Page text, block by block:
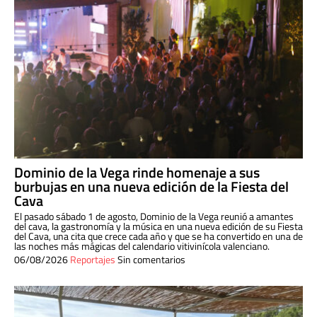
Dominio de la Vega rinde homenaje a sus
burbujas en una nueva edición de la Fiesta del
Cava
El pasado sábado 1 de agosto, Dominio de la Vega reunió a amantes
del cava, la gastronomía y la música en una nueva edición de su Fiesta
del Cava, una cita que crece cada año y que se ha convertido en una de
las noches más mágicas del calendario vitivinícola valenciano.
06/08/2026ReportajesSin comentarios